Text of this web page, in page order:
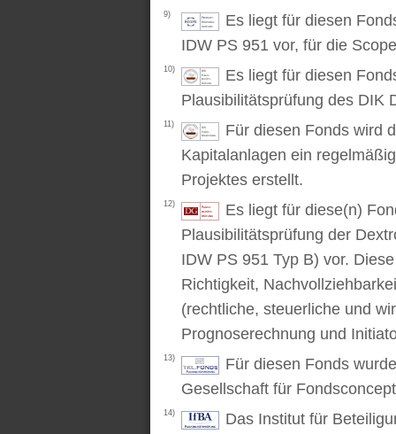
9)
Es liegt für diesen
IDW PS 951 vor, für die
10)
Es liegt für diesen
Plausibilitätsprüfung des DIK
11)
Für diesen Fonds wird
Kapitalanlagen ein
Projektes erstellt.
12)
Es liegt für diese(n)
Plausibilitätsprüfung der
IDW PS 951 Typ B) vor.
Richtigkeit,
(rechtliche, steuerliche und
Prognoserechnung und
13)
Für diesen Fonds
Gesellschaft für
14)
Das Institut für